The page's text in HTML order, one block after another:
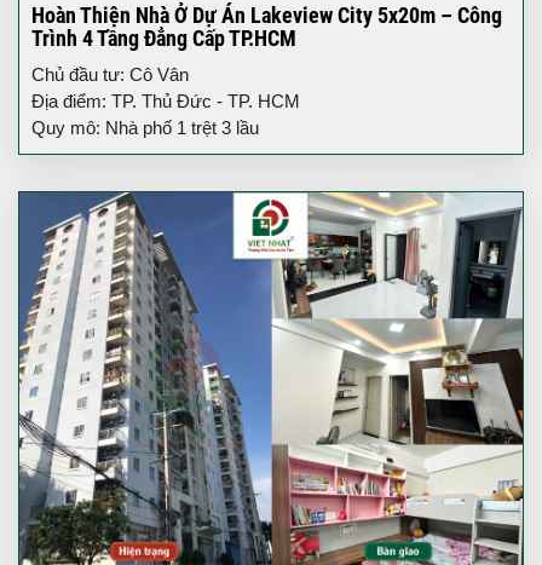
Hoàn Thiện Nhà Ở Dự Án Lakeview City 5x20m – Công
Trình 4 Tầng Đẳng Cấp TP.HCM
Chủ đầu tư: Cô Vân
Địa điểm: TP. Thủ Đức - TP. HCM
Quy mô: Nhà phố 1 trệt 3 lầu